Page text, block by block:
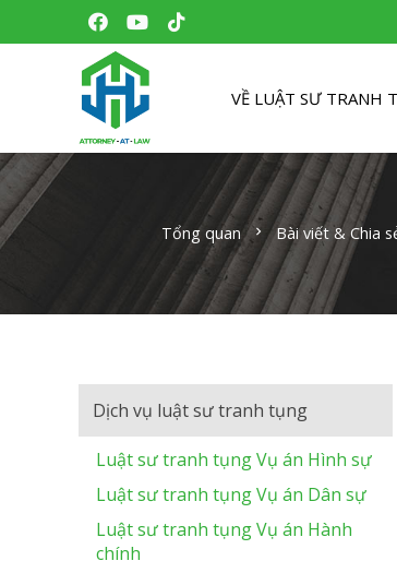
VỀ LUẬT SƯ TRANH
Tổng quan chevron_right Bài viết & Chia
Dịch vụ luật sư tranh tụng
Luật sư tranh tụng Vụ án Hình sự
Luật sư tranh tụng Vụ án Dân sự
Luật sư tranh tụng Vụ án Hành
chính